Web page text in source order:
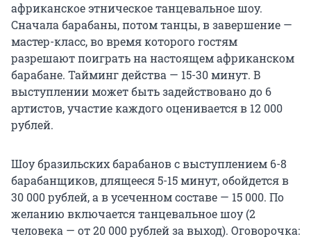
африканское этническое танцевальное шоу.
Сначала барабаны, потом танцы, в завершение —
мастер-класс, во время которого гостям
разрешают поиграть на настоящем африканском
барабане. Тайминг действа — 15-30 минут. В
выступлении может быть задействовано до 6
артистов, участие каждого оценивается в 12 000
рублей.
Шоу бразильских барабанов с выступлением 6-8
барабанщиков, длящееся 5-15 минут, обойдется в
30 000 рублей, а в усеченном составе — 15 000. По
желанию включается танцевальное шоу (2
человека — от 20 000 рублей за выход). Оговорочка: